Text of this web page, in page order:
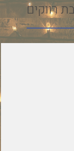
רווקים